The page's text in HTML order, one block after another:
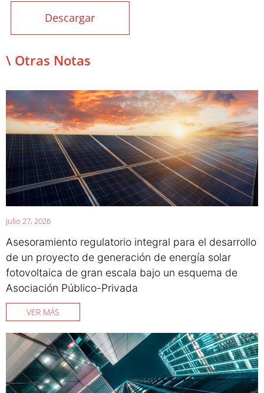
Descargar
\ Otras Notas
julio 27, 2026
Asesoramiento regulatorio integral para el desarrollo
de un proyecto de generación de energía solar
fotovoltaica de gran escala bajo un esquema de
Asociación Público-Privada
VER MÁS